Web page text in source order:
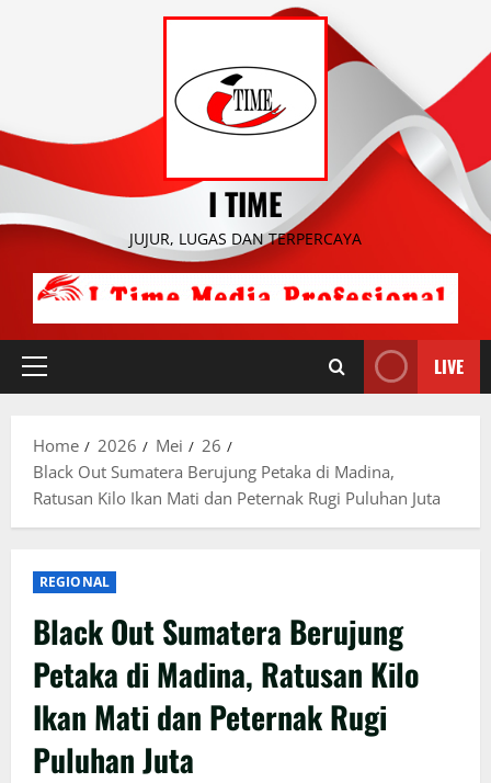
I TIME
JUJUR, LUGAS DAN TERPERCAYA
Primary
LIVE
Home 2026 Mei
26
Black Out Sumatera Berujung Petaka di Madina,
Ratusan Kilo Ikan Mati dan Peternak Rugi Puluhan Juta
REGIONAL
Black Out Sumatera Berujung
Petaka di Madina, Ratusan Kilo
Ikan Mati dan Peternak Rugi
Puluhan Juta